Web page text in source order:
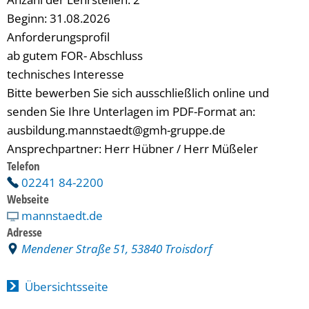
Beginn: 31.08.2026
Anforderungsprofil
ab gutem FOR- Abschluss
technisches Interesse
Bitte bewerben Sie sich ausschließlich online und
senden Sie Ihre Unterlagen im PDF-Format an:
ausbildung.mannstaedt@gmh-gruppe.de
Ansprechpartner: Herr Hübner / Herr Müßeler
Telefon
02241 84-2200
Webseite
mannstaedt.de
Adresse
Mendener Straße 51, 53840 Troisdorf
Übersichtsseite